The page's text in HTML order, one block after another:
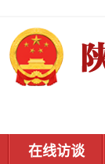
在线访谈